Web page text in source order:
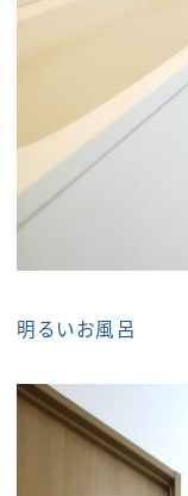
明るいお風呂